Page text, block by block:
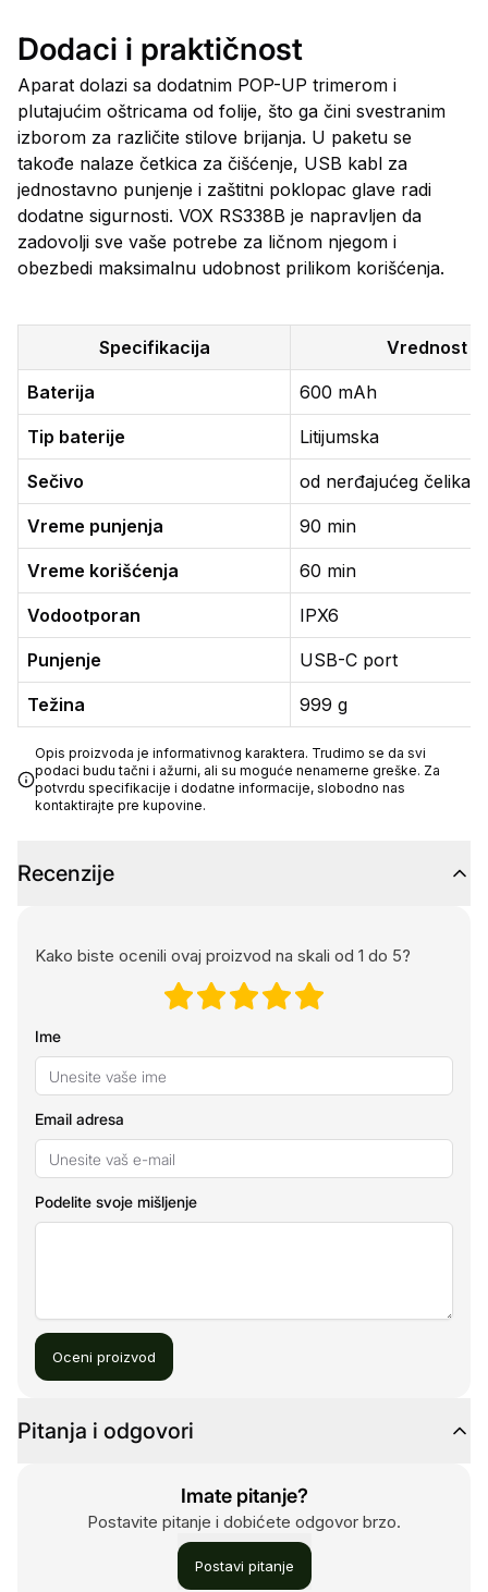
Dodaci i praktičnost
Aparat dolazi sa dodatnim POP-UP trimerom i
plutajućim oštricama od folije, što ga čini svestranim
izborom za različite stilove brijanja. U paketu se
takođe nalaze četkica za čišćenje, USB kabl za
jednostavno punjenje i zaštitni poklopac glave radi
dodatne sigurnosti. VOX RS338B je napravljen da
zadovolji sve vaše potrebe za ličnom njegom i
obezbedi maksimalnu udobnost prilikom korišćenja.
Specifikacija Vrednost
Baterija 600 mAh
Tip baterije Litijumska
Sečivo od nerđajućeg čelika
Vreme punjenja 90 min
Vreme korišćenja 60 min
Vodootporan IPX6
Punjenje USB-C port
Težina 999 g
Opis proizvoda je informativnog karaktera. Trudimo se da svi
podaci budu tačni i ažurni, ali su moguće nenamerne greške. Za
potvrdu specifikacije i dodatne informacije, slobodno nas
kontaktirajte pre kupovine.
Recenzije
Kako biste ocenili ovaj proizvod na skali od 1 do 5?
Ime
Email adresa
Podelite svoje mišljenje
Oceni proizvod
Pitanja i odgovori
Imate pitanje?
Postavite pitanje i dobićete odgovor brzo.
Postavi pitanje